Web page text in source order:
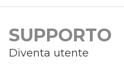
SUPPORTO
Diventa utente